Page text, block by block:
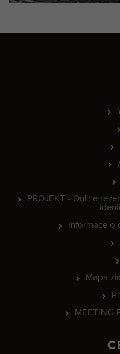
PROJEKT - Online rezervace služeb a vybavení,
Informace o
Mapa
MEETING